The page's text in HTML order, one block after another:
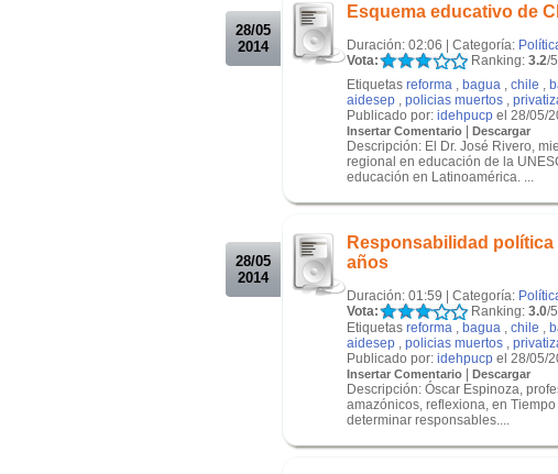
28/05
2014
Esquema educativo de
Duración: 02:06 | Categoría:
Vota:
Ranking: 3.2/
Etiquetas reforma , bagua , chile ,
aidesep , policias muertos ,
Publicado por: idehpucp el 28/05/
Insertar Comentario | Descargar
Descripción: El Dr. José Rivero,
regional en educación de la
educación en Latinoamérica. ...
28/05
2014
Responsabilidad
años
Duración: 01:59 | Categoría:
Vota:
Ranking: 3.0/
Etiquetas reforma , bagua , chile ,
aidesep , policias muertos ,
Publicado por: idehpucp el 28/05/
Insertar Comentario | Descargar
Descripción: Óscar Espinoza,
amazónicos, reflexiona, en
determinar responsables....